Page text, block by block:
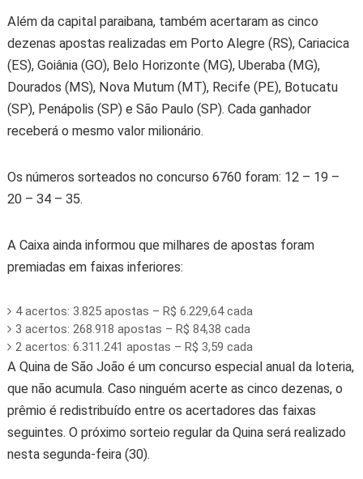
Além da capital paraibana, também acertaram as cinco
dezenas apostas realizadas em Porto Alegre (RS), Cariacica
(ES), Goiânia (GO), Belo Horizonte (MG), Uberaba (MG),
Dourados (MS), Nova Mutum (MT), Recife (PE), Botucatu
(SP), Penápolis (SP) e São Paulo (SP). Cada ganhador
receberá o mesmo valor milionário.
Os números sorteados no concurso 6760 foram: 12 – 19 –
20 – 34 – 35.
A Caixa ainda informou que milhares de apostas foram
premiadas em faixas inferiores:
4 acertos: 3.825 apostas – R$ 6.229,64 cada
3 acertos: 268.918 apostas – R$ 84,38 cada
2 acertos: 6.311.241 apostas – R$ 3,59 cada
A Quina de São João é um concurso especial anual da loteria,
que não acumula. Caso ninguém acerte as cinco dezenas, o
prêmio é redistribuído entre os acertadores das faixas
seguintes. O próximo sorteio regular da Quina será realizado
nesta segunda-feira (30).